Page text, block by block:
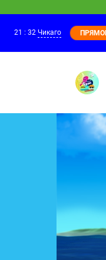
21:00
21 : 32 Чикаго